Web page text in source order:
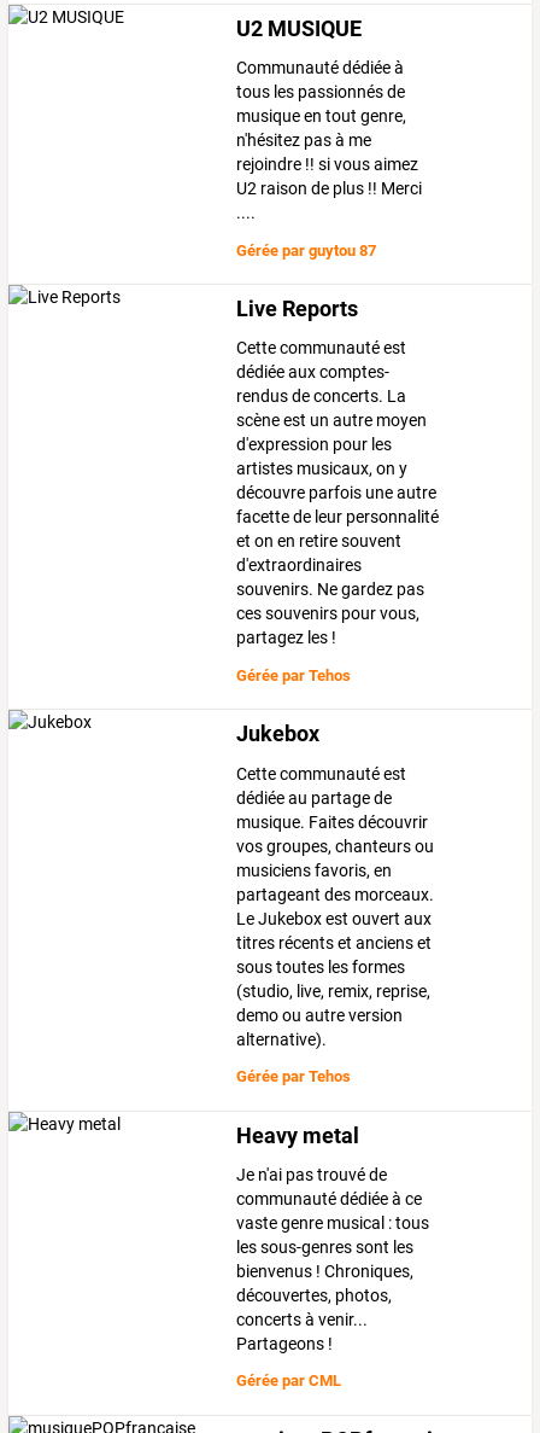
U2 MUSIQUE
Communauté dédiée à
tous les passionnés de
musique en tout genre,
n'hésitez pas à me
rejoindre !! si vous aimez
U2 raison de plus !! Merci
....
Gérée parguytou 87
Live Reports
Cette communauté est
dédiée aux comptes-
rendus de concerts. La
scène est un autre moyen
d'expression pour les
artistes musicaux, on y
découvre parfois une autre
facette de leur personnalité
et on en retire souvent
d'extraordinaires
souvenirs. Ne gardez pas
ces souvenirs pour vous,
partagez les !
Gérée parTehos
Jukebox
Cette communauté est
dédiée au partage de
musique. Faites découvrir
vos groupes, chanteurs ou
musiciens favoris, en
partageant des morceaux.
Le Jukebox est ouvert aux
titres récents et anciens et
sous toutes les formes
(studio, live, remix, reprise,
demo ou autre version
alternative).
Gérée parTehos
Heavy metal
Je n'ai pas trouvé de
communauté dédiée à ce
vaste genre musical : tous
les sous-genres sont les
bienvenus ! Chroniques,
découvertes, photos,
concerts à venir...
Partageons !
Gérée parCML